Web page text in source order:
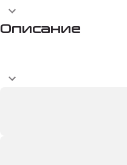
Описание